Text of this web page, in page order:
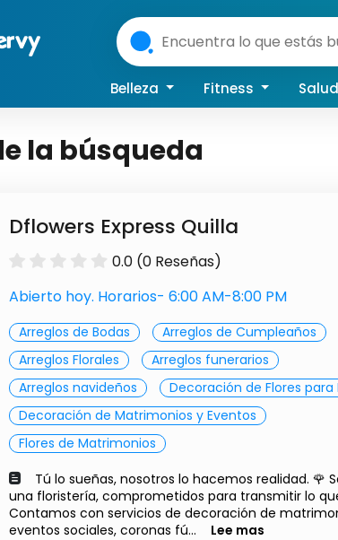
Belleza Fitness Salud
la búsqueda
Dflowers Express Quilla
0.0 (0 Reseñas)
Abierto hoy. Horarios- 6:00 AM-8:00 PM
Arreglos de Bodas
Arreglos de Cumpleaños
Arreglos Florales
Arreglos funerarios
Arreglos navideños
Decoración de Flores para
Decoración de Matrimonios y Eventos
Flores de Matrimonios
Tú lo sueñas, nosotros lo hacemos realidad. 🌹
una floristería, comprometidos para transmitir lo
Contamos con servicios de decoración de
eventos sociales, coronas fú...
Lee mas